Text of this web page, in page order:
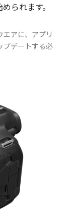
られます。
アに、アプリ
プデートする必